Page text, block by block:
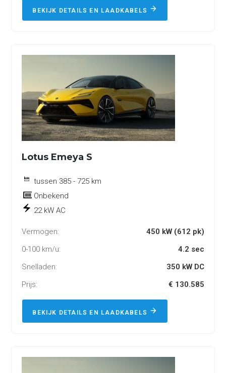
BEKIJK DETAILS EN LAADKABELS
Lotus Emeya S
tussen 385 - 725 km
Onbekend
22 kW AC
Vermogen:
450 kW (612 pk)
0-100 km/u:
4.2 sec
Snelladen:
350 kW DC
Prijs:
€ 130.585
BEKIJK DETAILS EN LAADKABELS